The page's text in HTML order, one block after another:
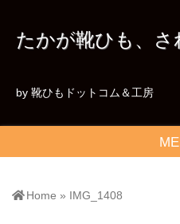
たかが靴ひも、さ
by 靴ひもドットコム＆工房
Home » IMG_1408